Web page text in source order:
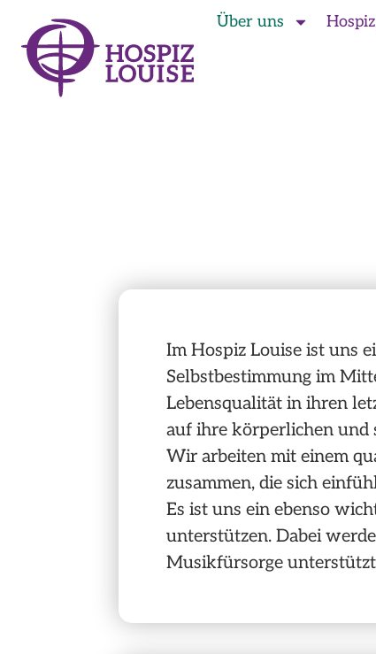
Über uns
Im Hospiz Louise ist uns
Selbstbestimmung im
Lebensqualität in ihren
auf ihre körperlichen und
Wir arbeiten mit einem
zusammen, die sich
Es ist uns ein ebenso
unterstützen. Dabei
Musikfürsorge